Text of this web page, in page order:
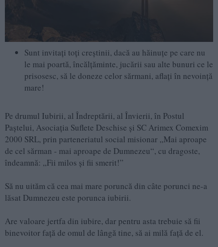
Sunt invitați toți creștinii, dacă au hăinuţe pe care nu
le mai poartă, încălţăminte, jucării sau alte bunuri ce le
prisosesc, să le doneze celor sărmani, aflaţi în nevoinţă
mare!
Pe drumul Iubirii, al Îndreptării, al Învierii, în Postul
Paștelui, Asociația Suflete Deschise și SC Arimex Comexim
2000 SRL, prin parteneriatul social misionar „Mai aproape
de cel sărman - mai aproape de Dumnezeu“, cu dragoste,
îndeamnă: „Fii milos și fii smerit!”
Să nu uităm că cea mai mare poruncă din câte porunci ne-a
lăsat Dumnezeu este porunca iubirii.
Are valoare jertfa din iubire, dar pentru asta trebuie să fii
binevoitor față de omul de lângă tine, să ai milă față de el.